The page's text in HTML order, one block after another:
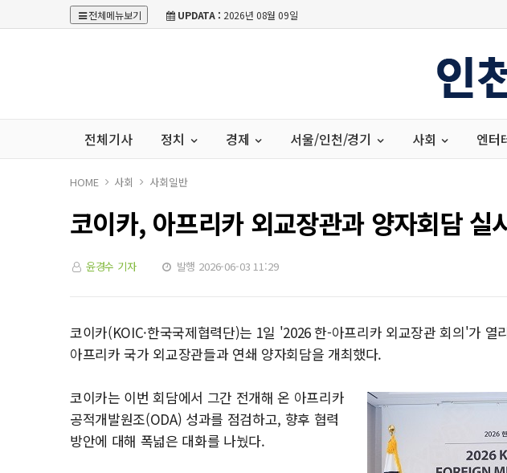
전체메뉴보기 UPDATA : 2026년 08월 09일
전체기사 정치 경제 서울/인천/경기 사회 엔터
HOME 사회 사회일반
코이카, 아프리카 외교장관과 양자회담 실
윤경수 기자 발행 2026-06-03 11:29
코이카(KOIC·한국국제협력단)는 1일 '2026 한-아프리카 외교장관 회의'가 열
아프리카 국가 외교장관들과 연쇄 양자회담을 개최했다.
코이카는 이번 회담에서 그간 전개해 온 아프리카
공적개발원조(ODA) 성과를 점검하고, 향후 협력
방안에 대해 폭넓은 대화를 나눴다.